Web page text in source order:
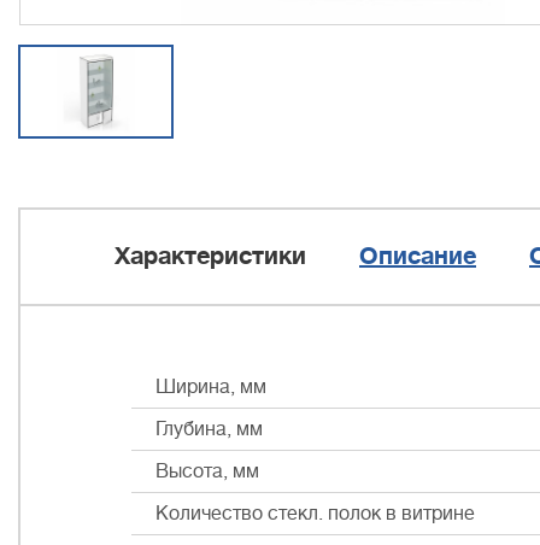
Характеристики Описание
Ширина, мм
Глубина, мм
Высота, мм
Количество стекл. полок в витрине